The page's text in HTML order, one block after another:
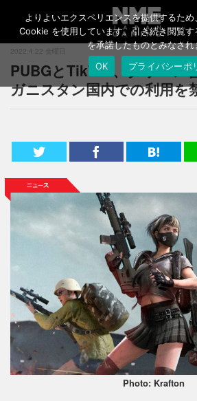
2022.4.22 金曜日
PUBGとTikTok、タリバン
ガニスタン国内での利用を
Photo: Krafton
よりよいエクスペリエンスを提供するた
Cookie を使用しています。引き続き閲覧
を承諾したものとみなされ
OK
プライバシーポ